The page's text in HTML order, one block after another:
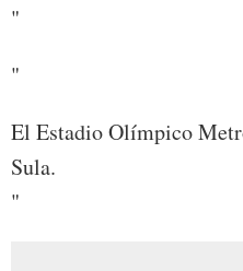
"
"
El Estadio Olímpico
Sula.
"